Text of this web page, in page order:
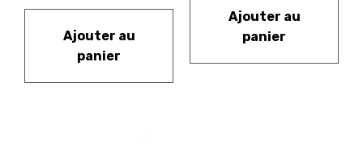
Ajouter au
panier
Ajouter au
panier